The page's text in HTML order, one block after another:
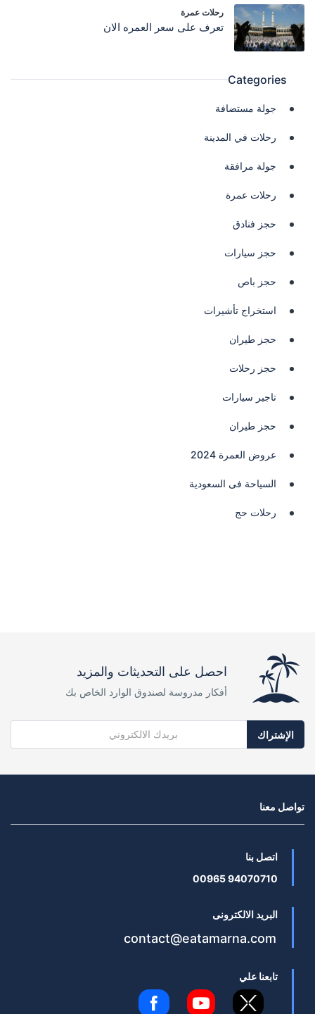
رحلات عمرة
تعرف على سعر العمره الان
Categories
جولة مستضافة
رحلات في المدينة
جولة مرافقة
رحلات عمرة
حجز فنادق
حجز سيارات
حجز باص
استخراج تأشيرات
حجز طيران
حجز رحلات
تاجير سيارات
حجز طيران
عروض العمرة 2024
السياحة فى السعودية
رحلات حج
احصل على التحديثات والمزيد
أفكار مدروسة لصندوق الوارد الخاص بك
الإشتراك
تواصل معنا
اتصل بنا
94070710 00965
البريد الالكترونى
contact@eatamarna.com
تابعنا علي